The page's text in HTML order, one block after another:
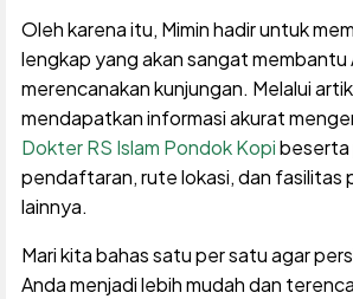
Oleh karena itu, Mimin hadir untuk
lengkap yang akan sangat membantu
merencanakan kunjungan. Melalui
mendapatkan informasi akurat
Dokter RS Islam Pondok Kopibeserta
pendaftaran, rute lokasi, dan fasilitas
lainnya.
Mari kita bahas satu per satu agar
Anda menjadi lebih mudah dan